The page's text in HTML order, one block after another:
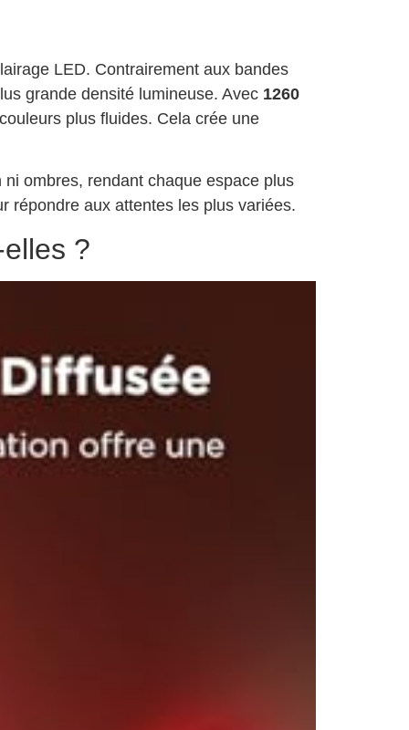
LED. Contrairement aux bandes
grande densité lumineuse. Avec 1260
plus fluides. Cela crée une
ombres, rendant chaque espace plus
répondre aux attentes les plus variées.
?